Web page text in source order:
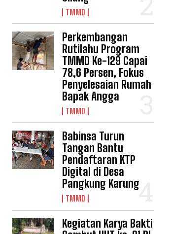
TMMD
Perkembangan
Rutilahu Program
TMMD Ke-129 Capai
78,6 Persen, Fokus
Penyelesaian Rumah
Bapak Angga
TMMD
Babinsa Turun
Tangan Bantu
Pendaftaran KTP
Digital di Desa
Pangkung Karung
TMMD
Kegiatan Karya Bakti